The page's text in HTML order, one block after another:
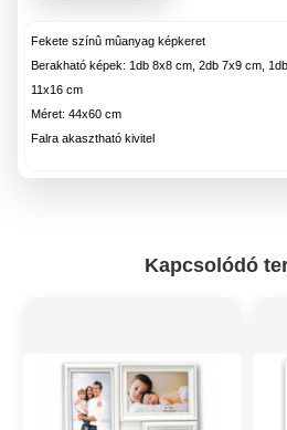
Fekete színû mûanyag képkeret
Berakható képek: 1db 8x8 cm, 2db 7x9 cm,
11x16 cm
Méret: 44x60 cm
Falra akasztható kivitel
Kapcsolódó